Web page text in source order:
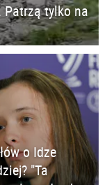
Patrzą tylko na
o Idze
"Ta